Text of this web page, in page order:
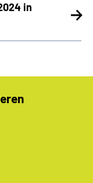
in